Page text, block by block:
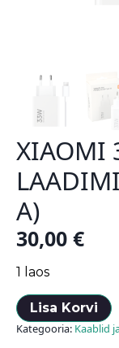
XIAOMI
A)
30,00 €
1 laos
Lisa Korvi
Kategooria: Kaablid